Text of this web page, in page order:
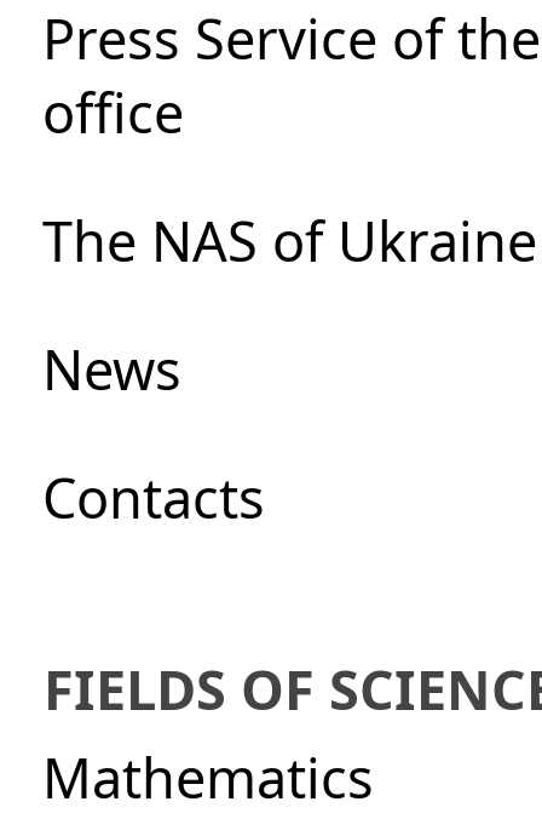
Press Service of
office
The NAS of
News
Сontacts
FIELDS OF
Mathematics